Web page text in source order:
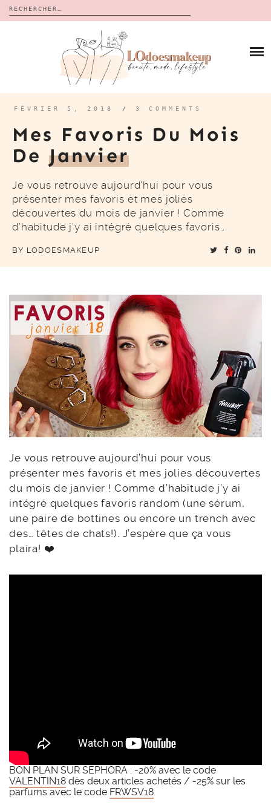
Rechercher :
CALENDRIERS DE L’AVENT
BON PLAN
À PROPOS
CONTACT
FÉVRIER 5, 2018 / 3 COMMENTS
Mes Favoris Du Mois
De Janvier
Je vous retrouve aujourd’hui pour vous
présenter mes favoris et mes jolies
découvertes du mois de janvier ! Comme
d’habitude j’y ai intégré quelques favoris…
BY LODOESMAKEUP
Je vous retrouve aujourd’hui pour vous
présenter mes favoris et mes jolies découvertes
du mois de janvier ! Comme d’habitude j’y ai
intégré quelques favoris random (une sérum,
une paire de bottines ou encore un trench avec
des… têtes de chats!). J’espère que ça vous
plaira! ❤️
BON PLAN SUR SEPHORA : -20% avec le code
VALENTIN18 dès deux articles achetés / -25% sur les
parfums avec le code FRWSV18